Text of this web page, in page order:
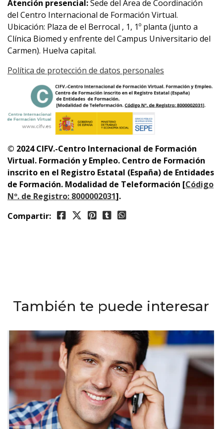
Atención presencial:Sede del Área de Coordinación
del Centro Internacional de Formación Virtual.
Ubicación: Plaza de el Berrocal , 1, 1º planta (junto a
Clínica Biomed y enfrente del Campus Universitario del
Carmen). Huelva capital.
Política de protección de datos personales
© 2024 CIFV.-Centro Internacional de Formación
Virtual. Formación y Empleo. Centro de Formación
inscrito en el Registro Estatal (España) de Entidades
de Formación. Modalidad de Teleformación [Código
Nº. de Registro: 8000002031].
Compartir:
También te puede interesar